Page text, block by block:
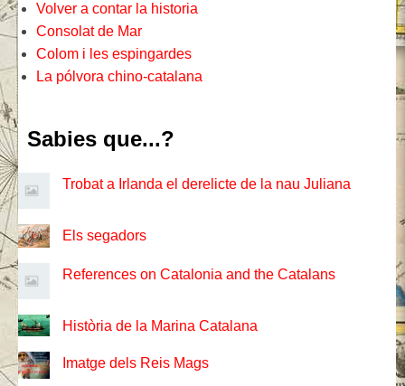
Volver a contar la historia
Consolat de Mar
Colom i les espingardes
La pólvora chino-catalana
Sabies que...?
Trobat a Irlanda el derelicte de la nau Juliana
Els segadors
References on Catalonia and the Catalans
Història de la Marina Catalana
Imatge dels Reis Mags